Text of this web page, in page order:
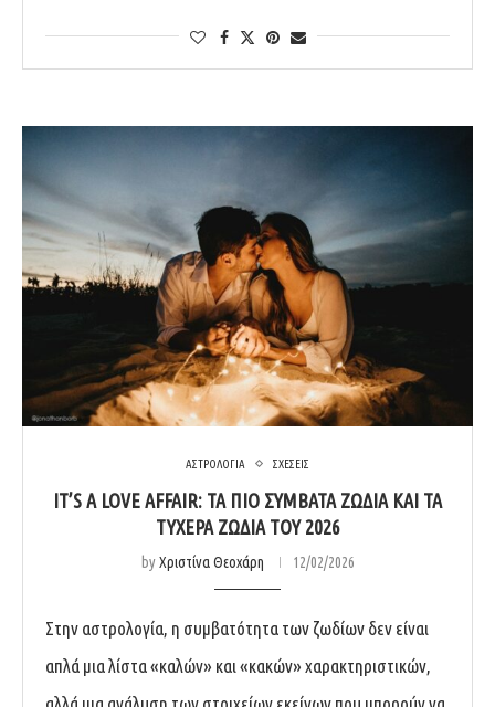
ΑΣΤΡΟΛΟΓΙΑ ΣΧΕΣΕΙΣ
IT’S A LOVE AFFAIR: ΤΑ ΠΙΟ ΣΥΜΒΑΤΆ ΖΏΔΙΑ ΚΑΙ ΤΑ
ΤΥΧΕΡΆ ΖΏΔΙΑ ΤΟΥ 2026
byΧριστίνα Θεοχάρη 12/02/2026
Στην αστρολογία, η συμβατότητα των ζωδίων δεν είναι
απλά μια λίστα «καλών» και «κακών» χαρακτηριστικών,